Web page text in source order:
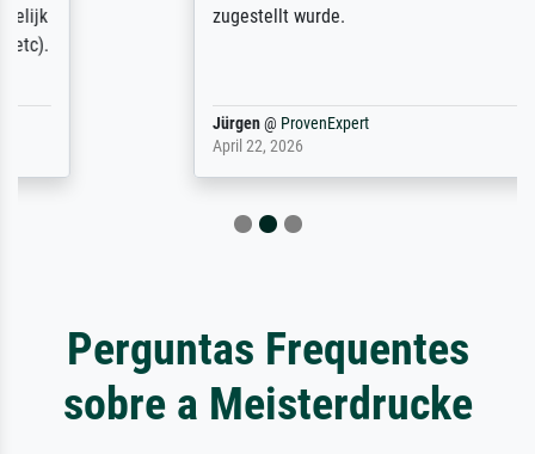
zugestellt wurde.
ProvenExpert
Perguntas Frequentes
sobre a Meisterdrucke